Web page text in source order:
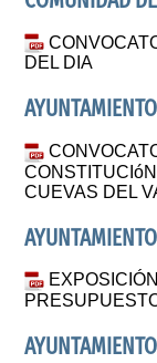
DEL DIA
CUEVAS DEL